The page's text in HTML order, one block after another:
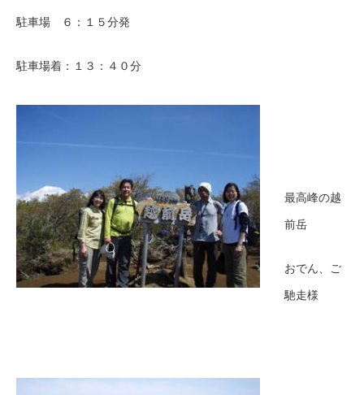
駐車場 ６：１５分発
駐車場着：１３：４０分
最高峰の越
前岳
おでん、ご
馳走様